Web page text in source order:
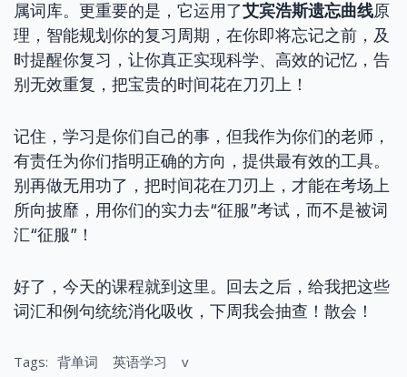
属词库。更重要的是，它运用了艾宾浩斯遗忘曲线原
理，智能规划你的复习周期，在你即将忘记之前，及
时提醒你复习，让你真正实现科学、高效的记忆，告
别无效重复，把宝贵的时间花在刀刃上！
记住，学习是你们自己的事，但我作为你们的老师，
有责任为你们指明正确的方向，提供最有效的工具。
别再做无用功了，把时间花在刀刃上，才能在考场上
所向披靡，用你们的实力去“征服”考试，而不是被词
汇“征服”！
好了，今天的课程就到这里。回去之后，给我把这些
词汇和例句统统消化吸收，下周我会抽查！散会！
Tags: 背单词 英语学习 v